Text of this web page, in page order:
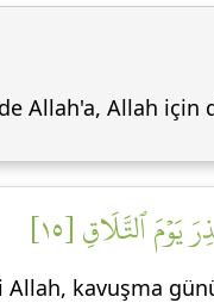
Allah'a, Allah için
ٱلتَّلَاقِ [١٥]
Allah, kavuşma